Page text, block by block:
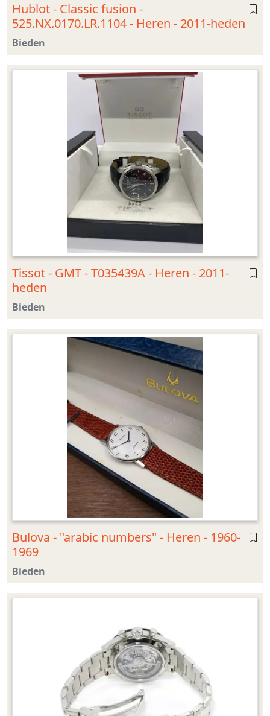
Hublot - Classic fusion -
525.NX.0170.LR.1104 - Heren - 2011-heden
Bieden
Tissot - GMT - T035439A - Heren - 2011-
heden
Bieden
Bulova - "arabic numbers" - Heren - 1960-
1969
Bieden